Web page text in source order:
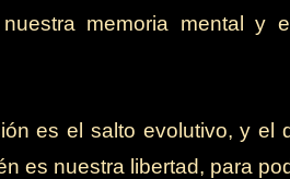
memoria mental y
es el salto evolutivo, y
es nuestra libertad, para